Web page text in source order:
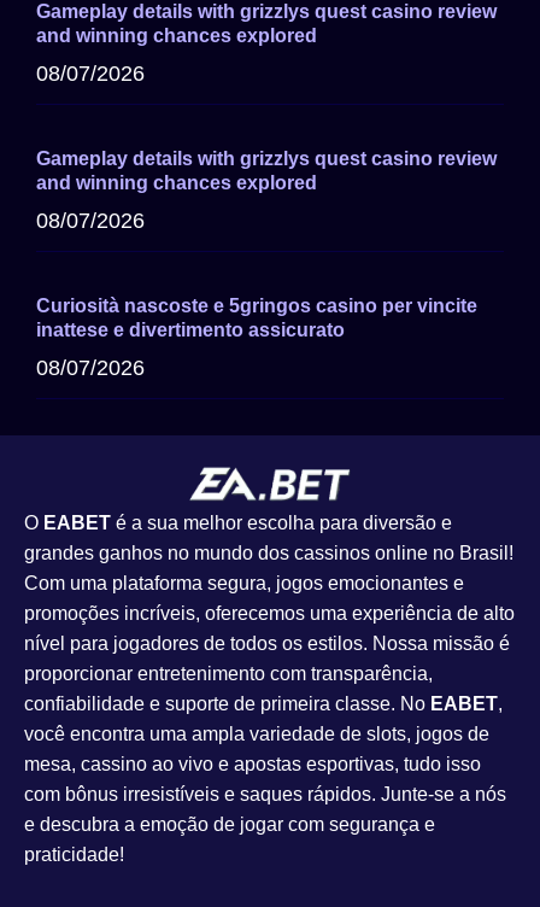
Gameplay details with grizzlys quest casino review
and winning chances explored
08/07/2026
Gameplay details with grizzlys quest casino review
and winning chances explored
08/07/2026
Curiosità nascoste e 5gringos casino per vincite
inattese e divertimento assicurato
08/07/2026
O EABET é a sua melhor escolha para diversão e
grandes ganhos no mundo dos cassinos online no Brasil!
Com uma plataforma segura, jogos emocionantes e
promoções incríveis, oferecemos uma experiência de alto
nível para jogadores de todos os estilos. Nossa missão é
proporcionar entretenimento com transparência,
confiabilidade e suporte de primeira classe. No EABET,
você encontra uma ampla variedade de slots, jogos de
mesa, cassino ao vivo e apostas esportivas, tudo isso
com bônus irresistíveis e saques rápidos. Junte-se a nós
e descubra a emoção de jogar com segurança e
praticidade!